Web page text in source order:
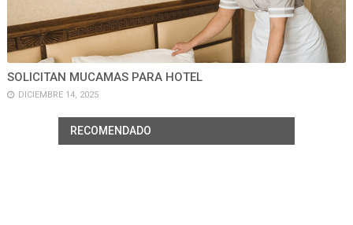
SOLICITAN MUCAMAS PARA HOTEL
DICIEMBRE 14, 2025
RECOMENDADO